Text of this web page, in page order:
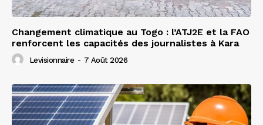
Changement climatique au Togo : l’ATJ2E et la FAO
renforcent les capacités des journalistes à Kara
Levisionnaire - 7 Août 2026